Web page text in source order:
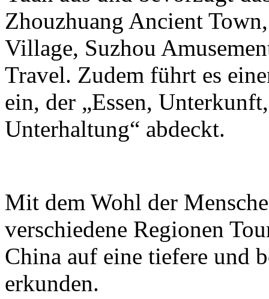
Zhouzhuang Ancient
Village, Suzhou
Travel. Zudem führt es
ein, der „Essen,
Unterhaltung“ abdeckt.
Mit dem Wohl der
verschiedene Regionen
China auf eine tiefere und
erkunden.